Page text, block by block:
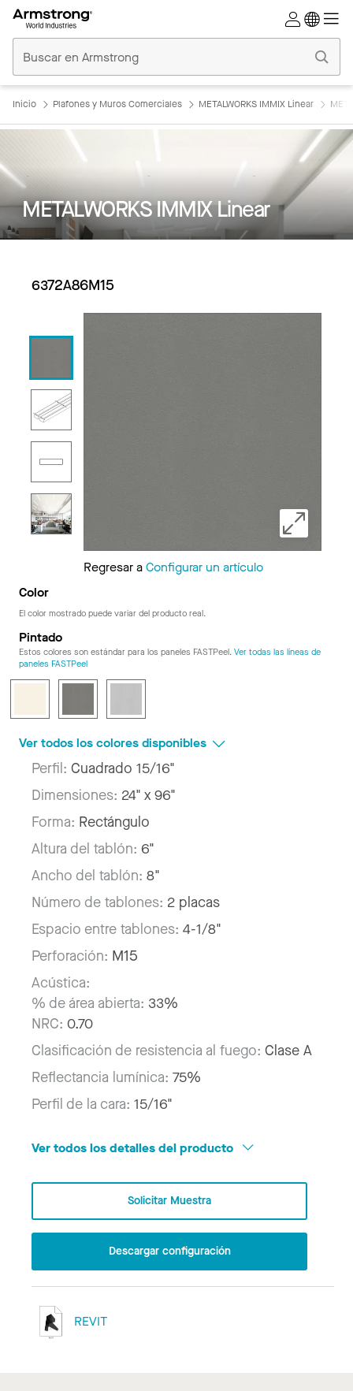
Comerciales
Inicio
Inicio Plafones y Muros Comerciales METALWORKS IMMIX Linear
METALWORKS IMMIX Linear
6372A86M15
Regresar aConfigurar un artículo
Color
El color mostrado puede variar del producto real.
Pintado
Estos colores son estándar para los paneles FASTPeel. Ver todas las líneas de
paneles FASTPeel
Ver todos los colores disponibles
Perfil: Cuadrado 15/16"
Dimensiones: 24" x 96"
Forma: Rectángulo
Altura del tablón: 6"
Ancho del tablón: 8"
Número de tablones: 2 placas
Espacio entre tablones: 4-1/8"
Perforación: M15
Acústica:
% de área abierta: 33%
NRC: 0.70
Clasificación de resistencia al fuego: Clase A
Reflectancia lumínica: 75%
Perfil de la cara: 15/16"
Ver todos los detalles del producto
Solicitar Muestra
Descargar configuración
REVIT